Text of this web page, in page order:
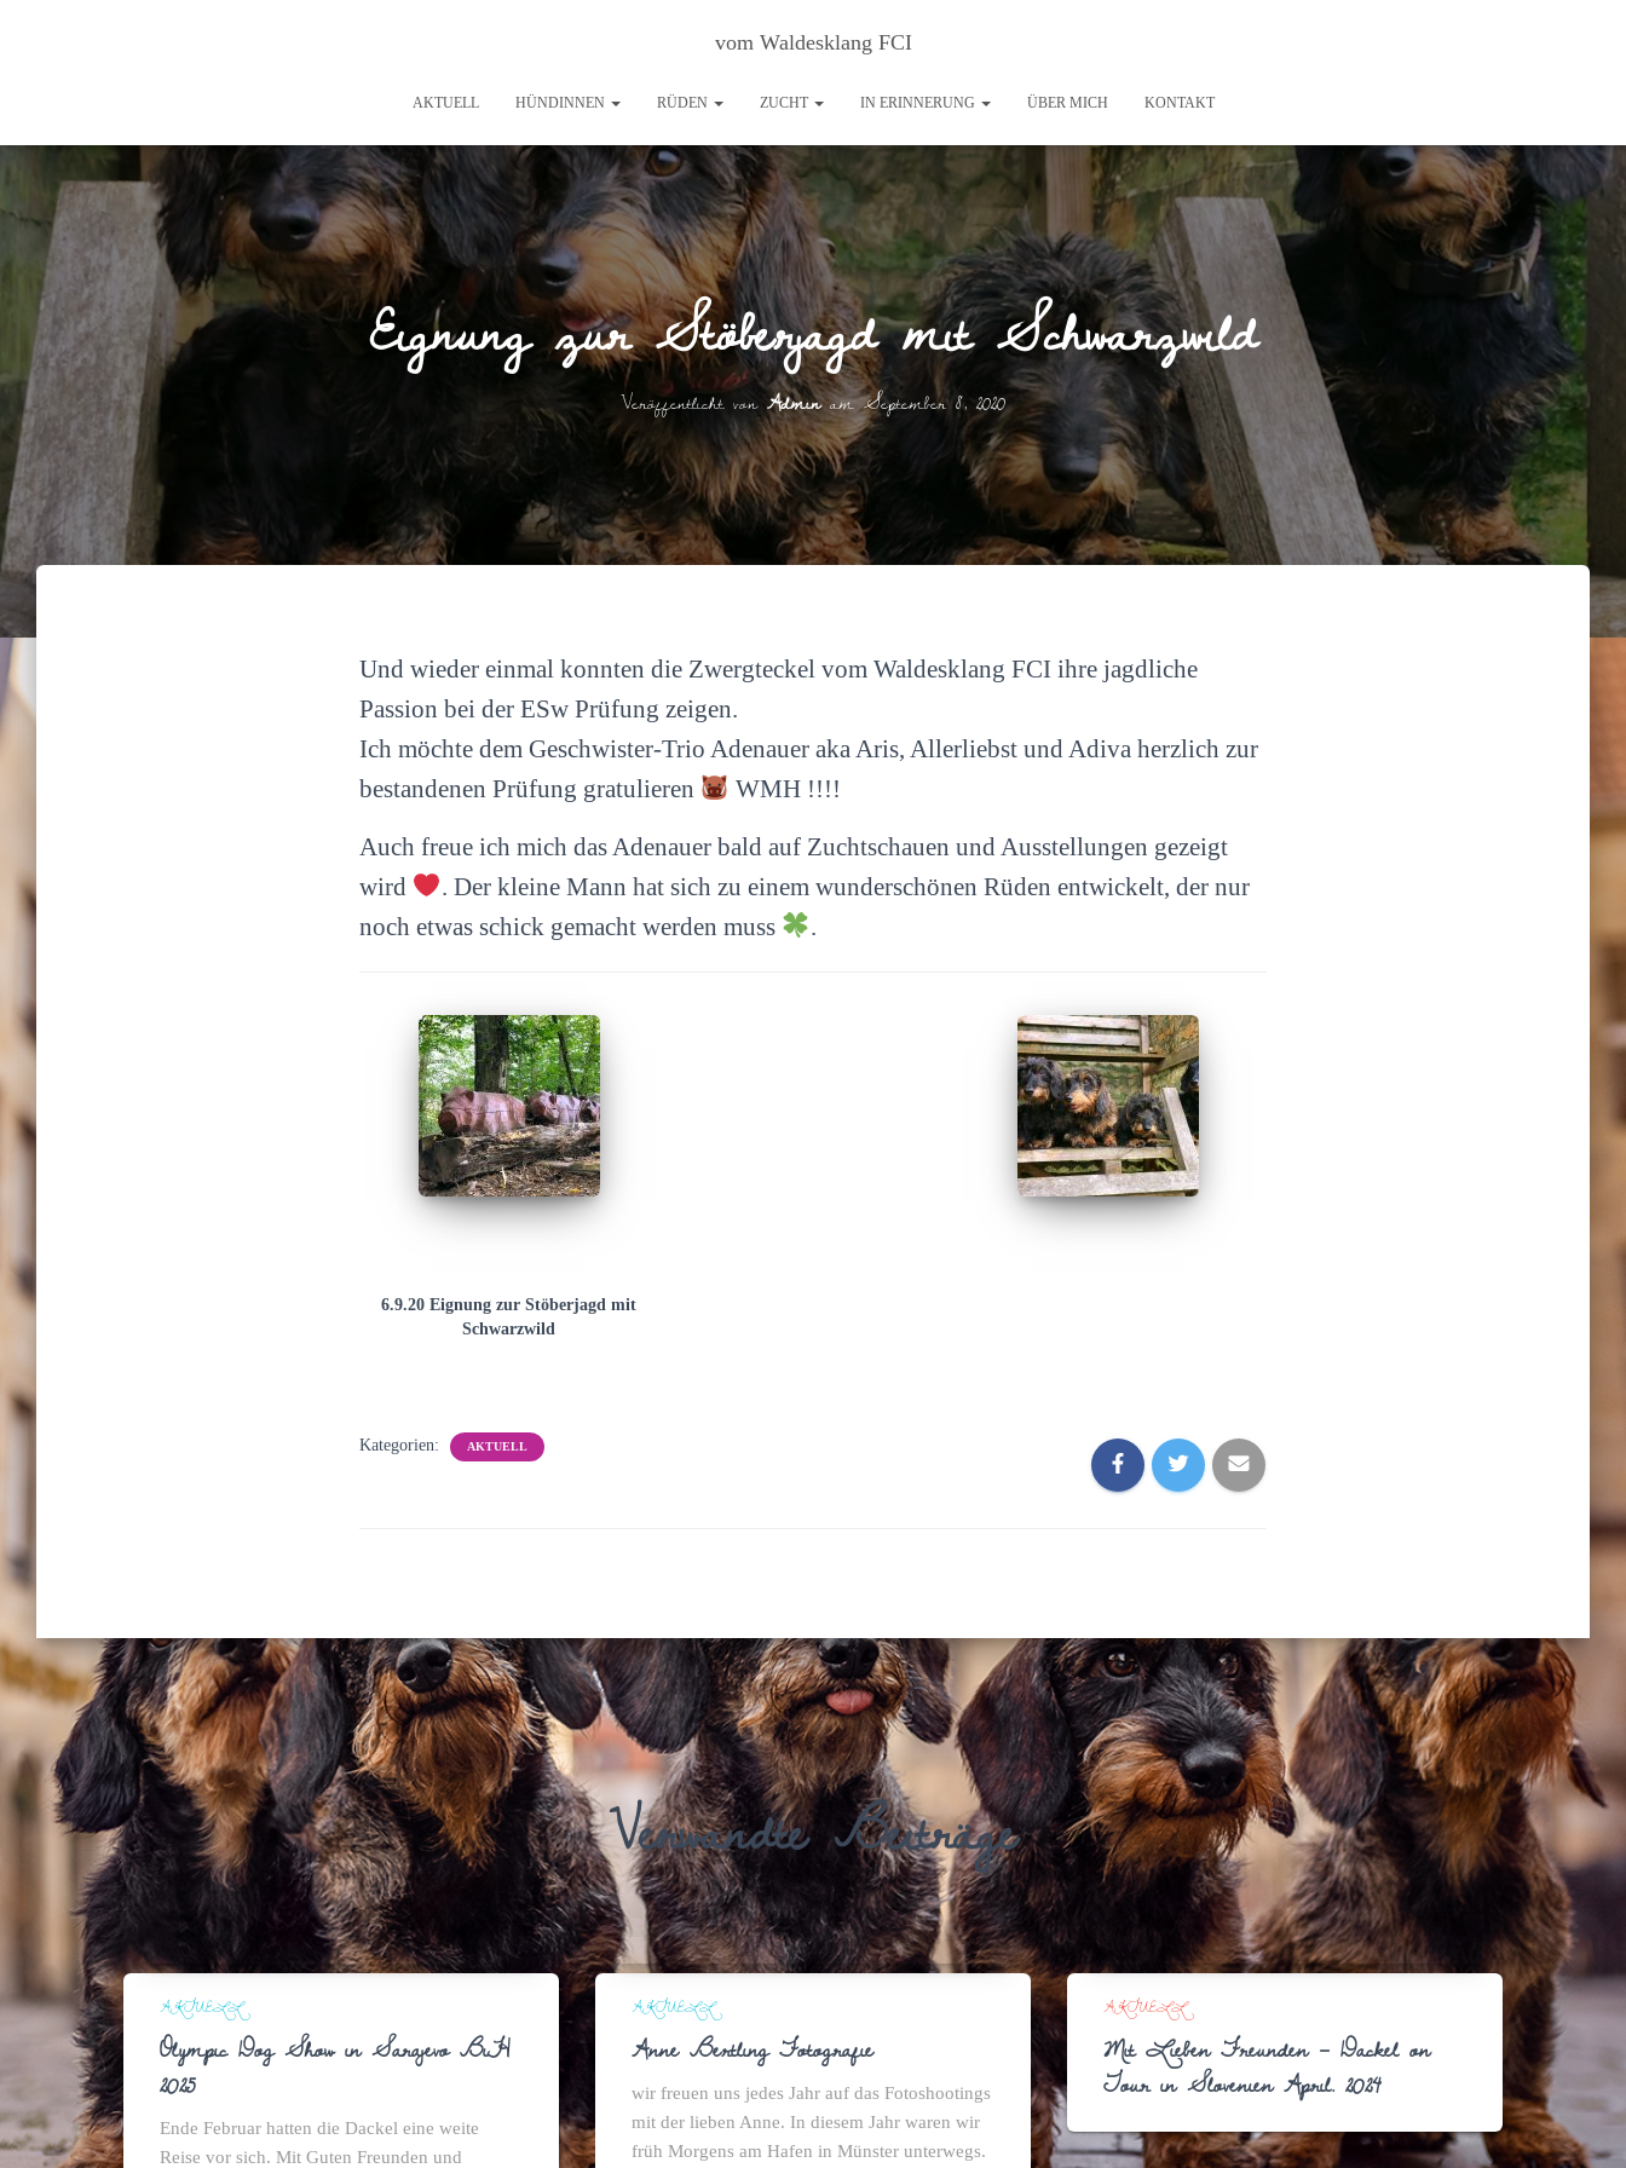
vom Waldesklang FCI
AKTUELL HÜNDINNEN RÜDEN ZUCHT IN ERINNERUNG ÜBER MICH KONTAKT
Eignung zur Stöberjagd mit Schwarzwild
Veröffentlicht von AdminamSeptember 8, 2020
Und wieder einmal konnten die Zwergteckel vom Waldesklang FCI ihre jagdliche
Passion bei der ESw Prüfung zeigen.
Ich möchte dem Geschwister-Trio Adenauer aka Aris, Allerliebst und Adiva herzlich zur
bestandenen Prüfung gratulieren
WMH !!!!
Auch freue ich mich das Adenauer bald auf Zuchtschauen und Ausstellungen gezeigt
wird
. Der kleine Mann hat sich zu einem wunderschönen Rüden entwickelt, der nur
noch etwas schick gemacht werden muss
.
6.9.20 Eignung zur Stöberjagd mit
Schwarzwild
Kategorien: AKTUELL
Verwandte Beiträge
AKTUELL
Olympic Dog Show in Sarajevo BiH
2025
Ende Februar hatten die Dackel eine weite
Reise vor sich. Mit Guten Freunden und
AKTUELL
Anne Bertling Fotografie
wir freuen uns jedes Jahr auf das Fotoshootings
mit der lieben Anne. In diesem Jahr waren wir
früh Morgens am Hafen in Münster unterwegs.
AKTUELL
Mit Lieben Freunden – Dackel on
Tour in Slovenien April. 2024